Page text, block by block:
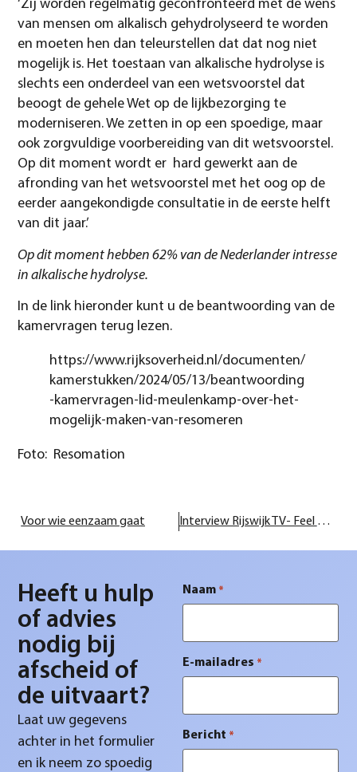
‘Zij worden regelmatig geconfronteerd met de wens
van mensen om alkalisch gehydrolyseerd te worden
en moeten hen dan teleurstellen dat dat nog niet
mogelijk is. Het toestaan van alkalische hydrolyse is
slechts een onderdeel van een wetsvoorstel dat
beoogt de gehele Wet op de lijkbezorging te
moderniseren. We zetten in op een spoedige, maar
ook zorgvuldige voorbereiding van dit wetsvoorstel.
Op dit moment wordt er hard gewerkt aan de
afronding van het wetsvoorstel met het oog op de
eerder aangekondigde consultatie in de eerste helft
van dit jaar.’
Op dit moment hebben 62% van de Nederlander intresse
in alkalische hydrolyse.
In de link hieronder kunt u de beantwoording van de
kamervragen terug lezen.
https://www.rijksoverheid.nl/documenten/
kamerstukken/2024/05/13/beantwoording
-kamervragen-lid-meulenkamp-over-het-
mogelijk-maken-van-resomeren
Foto: Resomation
Voor wie eenzaam gaat Interview Rijswijk TV- Feel Good radio
Heeft u hulp
of advies
nodig bij
afscheid of
de uitvaart?
Laat uw gegevens
achter in het formulier
en ik neem zo spoedig
Naam *
E-mailadres *
Bericht *